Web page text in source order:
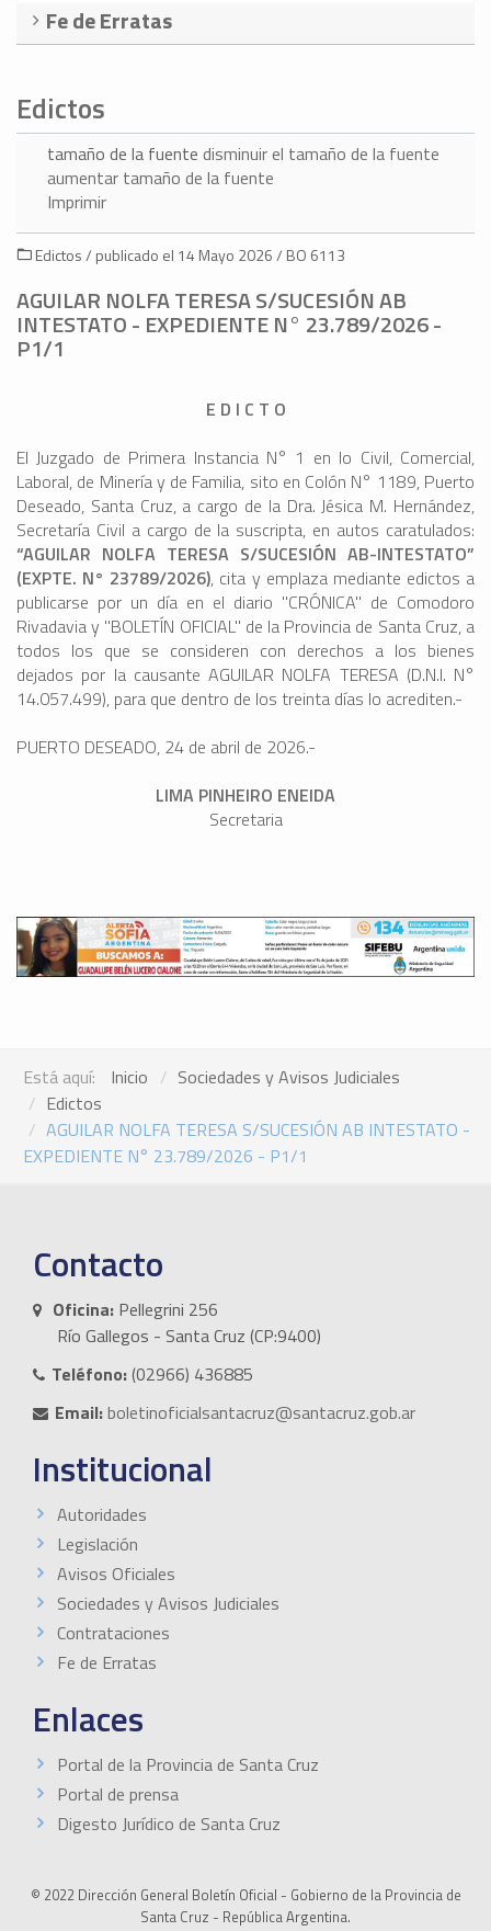
Fe de Erratas
Edictos
tamaño de la fuente disminuir el tamaño de la fuente
aumentar tamaño de la fuente
Imprimir
Edictos / publicado el 14 Mayo 2026 / BO 6113
AGUILAR NOLFA TERESA S/SUCESIÓN AB
INTESTATO - EXPEDIENTE N° 23.789/2026 -
P1/1
E D I C T O
El Juzgado de Primera Instancia N° 1 en lo Civil, Comercial,
Laboral, de Minería y de Familia, sito en Colón N° 1189, Puerto
Deseado, Santa Cruz, a cargo de la Dra. Jésica M. Hernández,
Secretaría Civil a cargo de la suscripta, en autos caratulados:
“AGUILAR NOLFA TERESA S/SUCESIÓN AB-INTESTATO”
(EXPTE. N° 23789/2026), cita y emplaza mediante edictos a
publicarse por un día en el diario "CRÓNICA" de Comodoro
Rivadavia y "BOLETÍN OFICIAL" de la Provincia de Santa Cruz, a
todos los que se consideren con derechos a los bienes
dejados por la causante AGUILAR NOLFA TERESA (D.N.I. N°
14.057.499), para que dentro de los treinta días lo acrediten.-
PUERTO DESEADO, 24 de abril de 2026.-
LIMA PINHEIRO ENEIDA
Secretaria
Está aquí: Inicio
Sociedades y Avisos Judiciales
Edictos
AGUILAR NOLFA TERESA S/SUCESIÓN AB INTESTATO -
EXPEDIENTE N° 23.789/2026 - P1/1
Contacto
Oficina: Pellegrini 256
Río Gallegos - Santa Cruz (CP:9400)
Teléfono:(02966) 436885
Email:boletinoficialsantacruz@santacruz.gob.ar
Institucional
Autoridades
Legislación
Avisos Oficiales
Sociedades y Avisos Judiciales
Contrataciones
Fe de Erratas
Enlaces
Portal de la Provincia de Santa Cruz
Portal de prensa
Digesto Jurídico de Santa Cruz
© 2022 Dirección General Boletín Oficial - Gobierno de la Provincia de
Santa Cruz - República Argentina.